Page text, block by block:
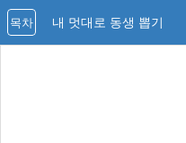
내 멋대로 동생 뽑기
목차